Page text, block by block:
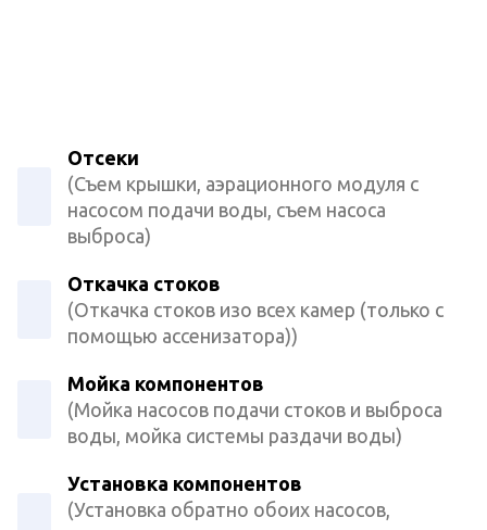
Отсеки
(Съем крышки, аэрационного модуля с
насосом подачи воды, съем насоса
выброса)
Откачка стоков
(Откачка стоков изо всех камер (только с
помощью ассенизатора))
Мойка компонентов
(Мойка насосов подачи стоков и выброса
воды, мойка системы раздачи воды)
Установка компонентов
(Установка обратно обоих насосов,